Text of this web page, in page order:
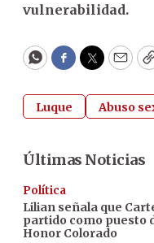
vulnerabilidad.
WhatsApp
Facebook
Twitter
Luque Abuso
Últimas Noticias
Política
Lilian señala que
partido como puesto
Honor Colorado